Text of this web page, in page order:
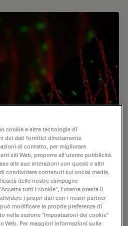
cookie e altre tecnologie di
dei dati fornitici direttamente
di contatto, per migliorare
siti Web, proporre all'utente pubblicità
alle sue interazioni con questi e altri
condividere contenuti sui social media,
delle nostre campagne
tutti i cookie", l'utente presta il
i propri dati con i nostri partner
modificare le proprie preferenze di
nella sezione "Impostazioni dei cookie"
Web. Per maggiori informazioni sulle